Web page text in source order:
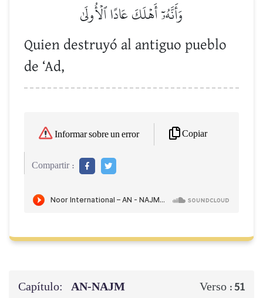
وَأَنَّهُۥٓ أَهۡلَكَ عَادًا ٱلۡأُولَىٰ
Quien destruyó al antiguo pueblo
de ‘Ad,
Informar sobre un error Copiar
Compartir :
Capítulo: AN-NAJM Verso :51